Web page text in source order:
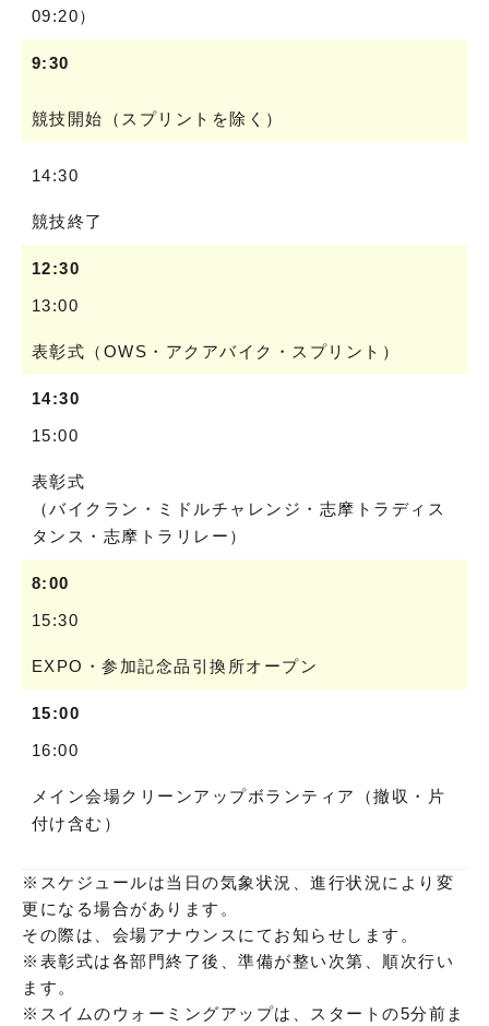
09:20）
9:30
競技開始（スプリントを除く）
14:30
競技終了
12:30
13:00
表彰式（OWS・アクアバイク・スプリント）
14:30
15:00
表彰式
（バイクラン・ミドルチャレンジ・志摩トラディス
タンス・志摩トラリレー）
8:00
15:30
EXPO・参加記念品引換所オープン
15:00
16:00
メイン会場クリーンアップボランティア（撤収・片
付け含む）
※スケジュールは当日の気象状況、進行状況により変
更になる場合があります。
その際は、会場アナウンスにてお知らせします。
※表彰式は各部門終了後、準備が整い次第、順次行い
ます。
※スイムのウォーミングアップは、スタートの5分前ま